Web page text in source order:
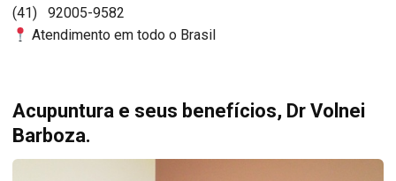
(41) 92005-9582
Atendimento em todo o Brasil
Acupuntura e seus benefícios, Dr Volnei
Barboza.